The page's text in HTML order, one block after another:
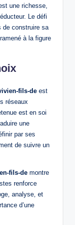
une richesse,
Le défi
de construire sa
à la figure
fils-de est
réseaux
est en soi
une
par ses
de suivre un
fils-de montre
renforce
analyse, et
d’une